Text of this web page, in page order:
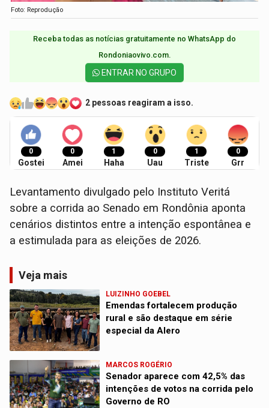
Foto: Reprodução
Receba todas as notícias gratuitamente no WhatsApp do
Rondoniaovivo.com.​
ENTRAR NO GRUPO
2 pessoas reagiram a isso.
0
Gostei
0
Amei
1
Haha
0
Uau
1
Triste
0
Grr
Levantamento divulgado pelo Instituto Veritá
sobre a corrida ao Senado em Rondônia aponta
cenários distintos entre a intenção espontânea e
a estimulada para as eleições de 2026.
Veja mais
LUIZINHO GOEBEL
Emendas fortalecem produção
rural e são destaque em série
especial da Alero
MARCOS ROGÉRIO
Senador aparece com 42,5% das
intenções de votos na corrida pelo
Governo de RO